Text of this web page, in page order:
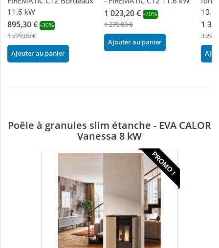
11.6 kW
895,30 € -30%
1 279,00 €
Ajouter au panier
1 023,20 € -20%
1 279,00 €
Ajouter au panier
10.3
1
3
Poêle à granules slim étanche - EVA CALOR
Vanessa 8 kW
PROMO !